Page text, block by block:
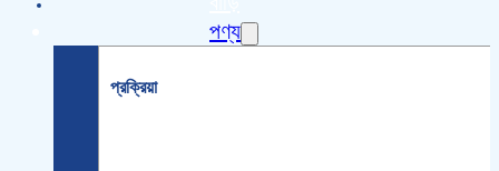
পণ্য
প্রক্রিয়া